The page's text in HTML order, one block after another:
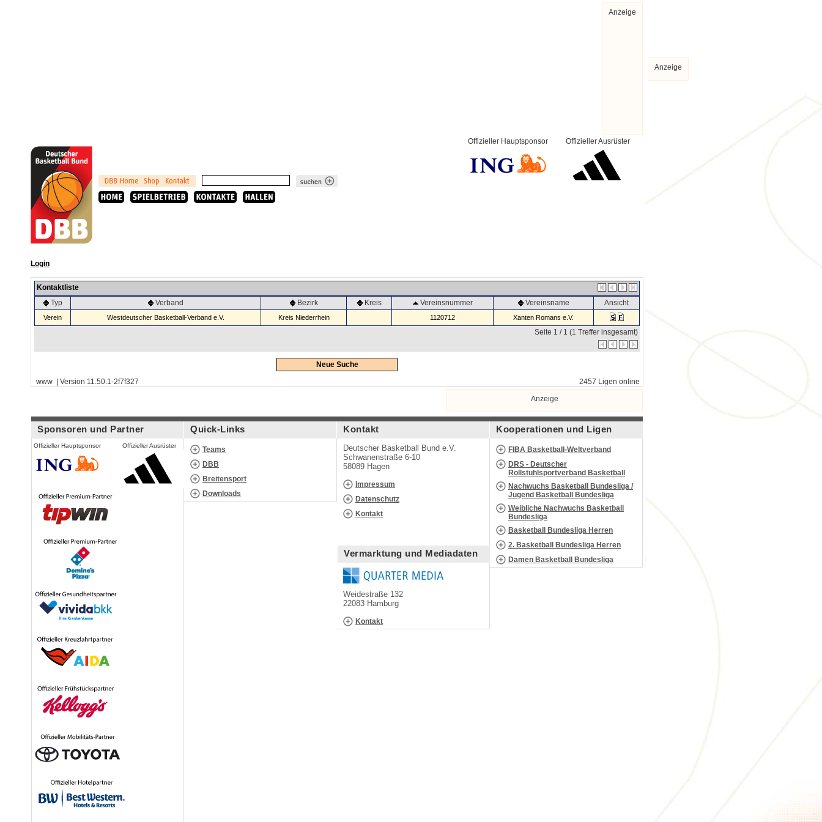
Anzeige
Offizieller Ausrüster
Offizieller Hauptsponsor
Login
Kontaktliste
Typ
Verband Bezirk Kreis Vereinsnummer Vereinsname Ansicht
Verein Westdeutscher Basketball-Verband e.V. Kreis Niederrhein 1120712 Xanten Romans e.V.
Seite 1 / 1 (1 Treffer insgesamt)
Neue Suche
www | Version 11.50.1-2f7f327
2457 Ligen online
Anzeige
Sponsoren und Partner
Offizieller Hauptsponsor Offizieller Ausrüster
Quick-Links
Teams
DBB
Breitensport
Downloads
Kontakt
Deutscher Basketball Bund e.V.
Schwanenstraße 6-10
58089 Hagen
Impressum
Datenschutz
Kontakt
Vermarktung und Mediadaten
Weidestraße 132
22083 Hamburg
Kontakt
Kooperationen und Ligen
FIBA Basketball-Weltverband
DRS - Deutscher
Rollstuhlsportverband Basketball
Nachwuchs Basketball Bundesliga /
Jugend Basketball Bundesliga
Weibliche Nachwuchs Basketball
Bundesliga
Basketball Bundesliga Herren
2. Basketball Bundesliga Herren
Damen Basketball Bundesliga
Anzeige